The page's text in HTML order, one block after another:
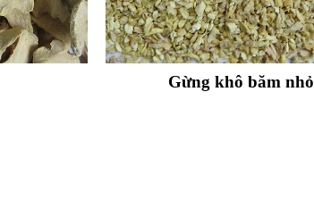
Gừng khô băm nhỏ